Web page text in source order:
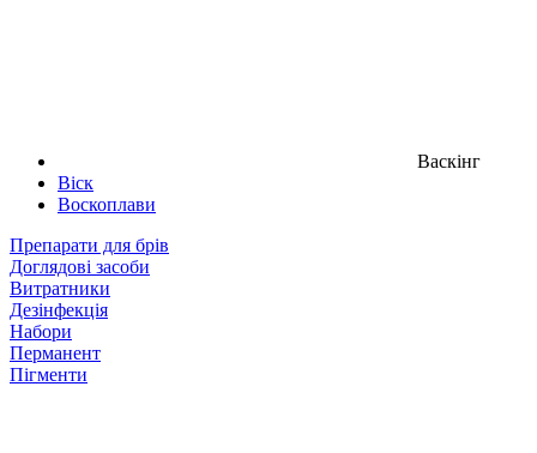
Васкінг
Віск
Воскоплави
Препарати для брів
Доглядові засоби
Витратники
Дезінфекція
Набори
Перманент
Пігменти